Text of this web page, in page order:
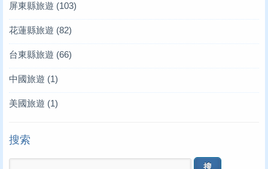
屏東縣旅遊 (103)
花蓮縣旅遊 (82)
台東縣旅遊 (66)
中國旅遊 (1)
美國旅遊 (1)
搜索